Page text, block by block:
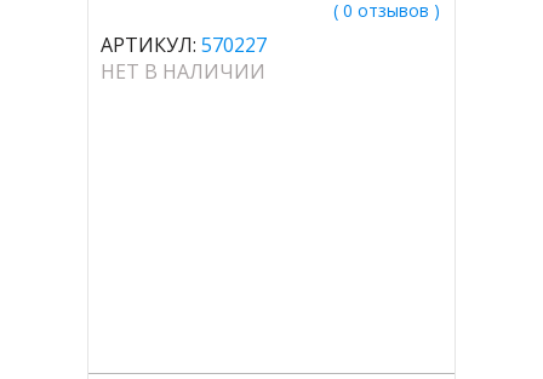
( 0 отзывов )
АРТИКУЛ: 570227
НЕТ В НАЛИЧИИ